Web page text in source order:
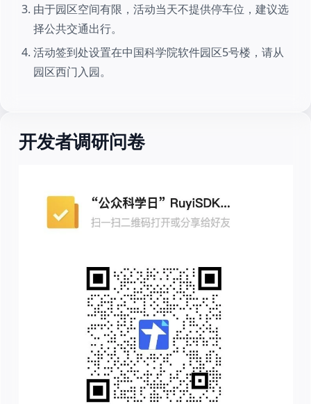
由于园区空间有限，活动当天不提供停车位，建议选
择公共交通出行。
活动签到处设置在中国科学院软件园区5号楼，请从
园区西门入园。
开发者调研问卷